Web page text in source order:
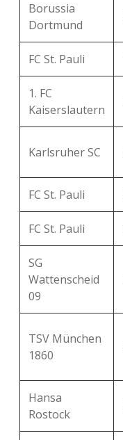
Borussia
Dortmund
FC St. Pauli
1. FC
Kaiserslautern
Karlsruher SC
FC St. Pauli
FC St. Pauli
SG
Wattenscheid
09
TSV München
1860
Hansa
Rostock